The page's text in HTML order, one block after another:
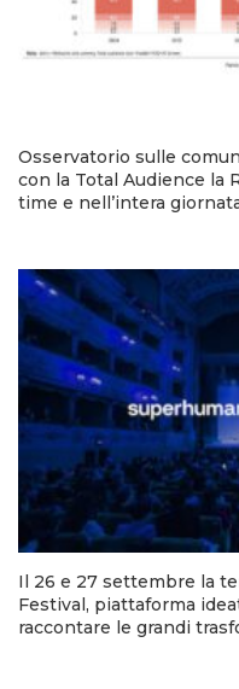
Osservatorio sulle
con la Total Audience la
time e nell’intera
Il 26 e 27 settembre la
Festival, piattaforma
raccontare le grandi